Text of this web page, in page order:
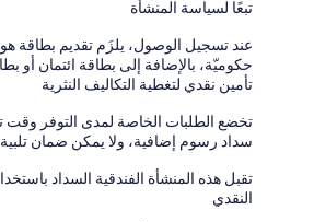
تبعًا لسياسة المنشأة
عند تسجيل الوصول، يلزَم تقديم بطاقة
حكوميّة، بالإضافة إلى بطاقة ائتمان أو
تأمين نقدي لتغطية التكاليف النثرية
تخضع الطلبات الخاصة لمدى التوفر
سداد رسوم إضافية، ولا يمكن ضمان
تقبل هذه المنشأة الفندقية السداد
النقدي